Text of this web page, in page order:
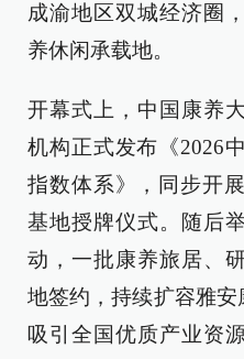
成渝地区双城经济圈
养休闲承载地。
开幕式上，中国康养
机构正式发布《2026
指数体系》，同步开
基地授牌仪式。随后
动，一批康养旅居、
地签约，持续扩容雅安
吸引全国优质产业资